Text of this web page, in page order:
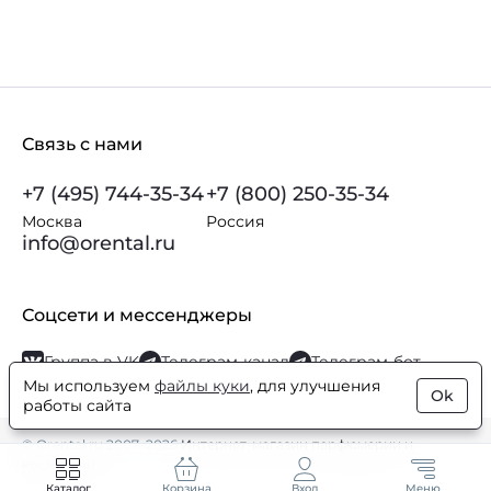
Связь с нами
+7 (495) 744-35-34
Москва
+7 (800) 250-35-34
Россия
info@orental.ru
Соцсети и мессенджеры
Группа в VK Телеграм-канал Телеграм-бот
© Orental.ru 2007–2026Интернет-магазин парфюмерии и
косметики
Мы используем файлы куки, для улучшения
работы сайта
Ok